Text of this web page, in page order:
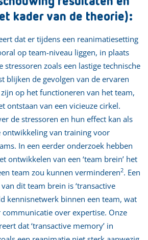
kader van de theorie):
dat er tijdens een reanimatiesetting
op team-niveau liggen, in plaats
stressoren zoals een lastige technische
blijken de gevolgen van de ervaren
op het functioneren van het team,
ontstaan van een vicieuze cirkel.
de stressoren en hun effect kan als
van training voor
In een eerder onderzoek hebben
ontwikkelen van een ‘team brein’ het
team zou kunnen verminderen2. Een
dit team brein is ‘transactive
kennisnetwerk binnen een team, wat
over expertise. Onze
dat ‘transactive memory’ in